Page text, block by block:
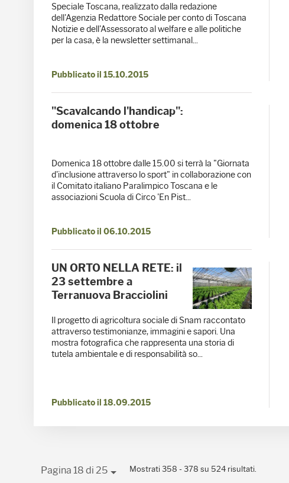
Speciale Toscana, realizzato dalla redazione
dell'Agenzia Redattore Sociale per conto di Toscana
Notizie e dell'Assessorato al welfare e alle politiche
per la casa, è la newsletter settimanal...
Pubblicato il 15.10.2015
"Scavalcando l'handicap":
domenica 18 ottobre
Domenica 18 ottobre dalle 15.00 si terrà la "Giornata
d'inclusione attraverso lo sport" in collaborazione con
il Comitato italiano Paralimpico Toscana e le
associazioni Scuola di Circo 'En Pist...
Pubblicato il 06.10.2015
UN ORTO NELLA RETE: il
23 settembre a
Terranuova Bracciolini
Il progetto di agricoltura sociale di Snam raccontato
attraverso testimonianze, immagini e sapori. Una
mostra fotografica che rappresenta una storia di
tutela ambientale e di responsabilità so...
Pubblicato il 18.09.2015
Pagina 18 di 25 Mostrati 358 - 378 su 524 risultati.